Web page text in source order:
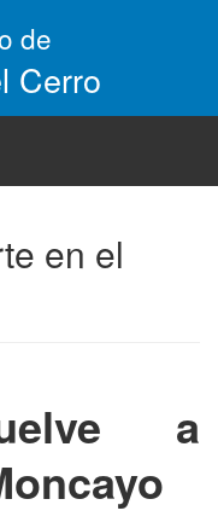
de
Cerro
en el
a